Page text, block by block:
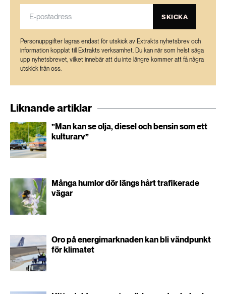
SKICKA
Personuppgifter lagras endast för utskick av Extrakts nyhetsbrev och
information kopplat till Extrakts verksamhet. Du kan när som helst säga
upp nyhetsbrevet, vilket innebär att du inte längre kommer att få några
utskick från oss.
Liknande artiklar
”Man kan se olja, diesel och bensin som ett
kulturarv”
Många humlor dör längs hårt trafikerade
vägar
Oro på energimarknaden kan bli vändpunkt
för klimatet